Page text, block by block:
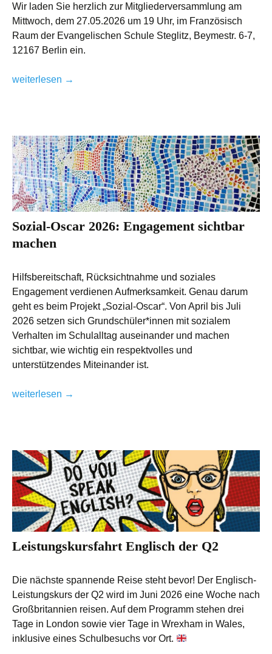
Wir laden Sie herzlich zur Mitgliederversammlung am
Mittwoch, dem 27.05.2026 um 19 Uhr, im Französisch
Raum der Evangelischen Schule Steglitz, Beymestr. 6-7,
12167 Berlin ein.
Mitgliederversammlung 2026
weiterlesen →
Sozial-Oscar 2026: Engagement sichtbar
machen
Hilfsbereitschaft, Rücksichtnahme und soziales
Engagement verdienen Aufmerksamkeit. Genau darum
geht es beim Projekt „Sozial-Oscar“. Von April bis Juli
2026 setzen sich Grundschüler*innen mit sozialem
Verhalten im Schulalltag auseinander und machen
sichtbar, wie wichtig ein respektvolles und
unterstützendes Miteinander ist.
Sozial-Oscar 2026: Engagement sichtbar machen
weiterlesen →
Leistungskursfahrt Englisch der Q2
Die nächste spannende Reise steht bevor! Der Englisch-
Leistungskurs der Q2 wird im Juni 2026 eine Woche nach
Großbritannien reisen. Auf dem Programm stehen drei
Tage in London sowie vier Tage in Wrexham in Wales,
inklusive eines Schulbesuchs vor Ort.